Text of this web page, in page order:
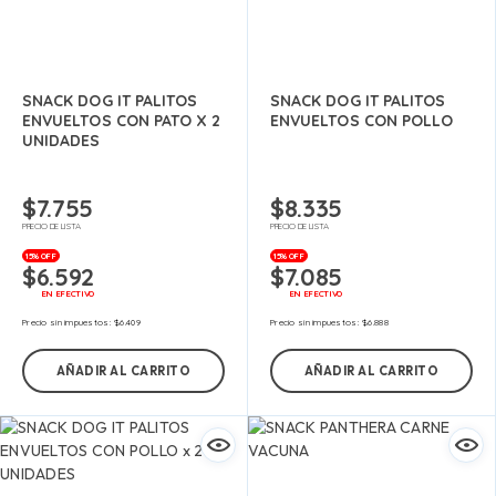
SNACK DOG IT PALITOS
ENVUELTOS CON PATO X 2
UNIDADES
$7.755
PRECIO DE LISTA
15% OFF
$6.592
EN EFECTIVO
Precio sin impuestos:$6.409
AÑADIR AL CARRITO
SNACK DOG IT PALITOS
ENVUELTOS CON POLLO
$8.335
PRECIO DE LISTA
15% OFF
$7.085
EN EFECTIVO
Precio sin impuestos:$6.888
AÑADIR AL CARRITO